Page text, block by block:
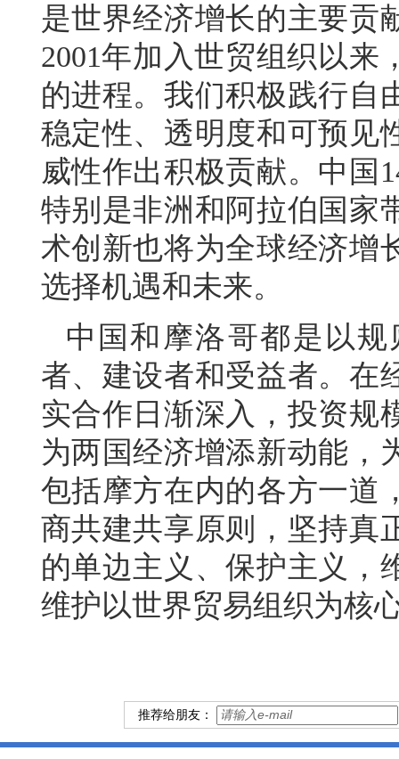
是世界经济增长的主要贡
2001年加入世贸组织以来
的进程。我们积极践行自
稳定性、透明度和可预见
威性作出积极贡献。中国
特别是非洲和阿拉伯国家
术创新也将为全球经济增
选择机遇和未来。
中国和摩洛哥都是以
者、建设者和受益者。在
实合作日渐深入，投资规
为两国经济增添新动能，
包括摩方在内的各方一道
商共建共享原则，坚持真
的单边主义、保护主义，
维护以世界贸易组织为核
推荐给朋友：